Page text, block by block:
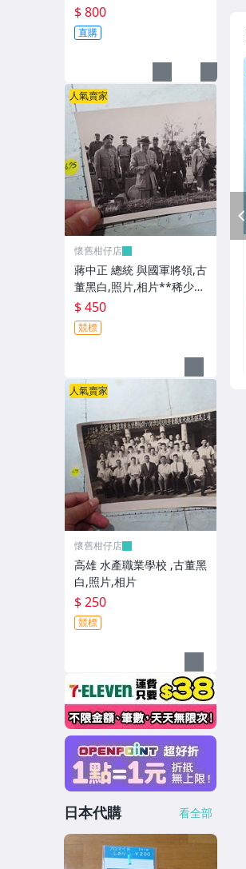
**稀少品
$ 800
直購
人氣賣家
懷舊柑仔店
蔣中正 總統 與國軍將領,古
董黑白,照片,相片**稀少
品-2
$ 450
競標
人氣賣家
懷舊柑仔店
高雄 水產職業學校 ,古董黑
白,照片,相片
$ 250
競標
日本代購 看全部